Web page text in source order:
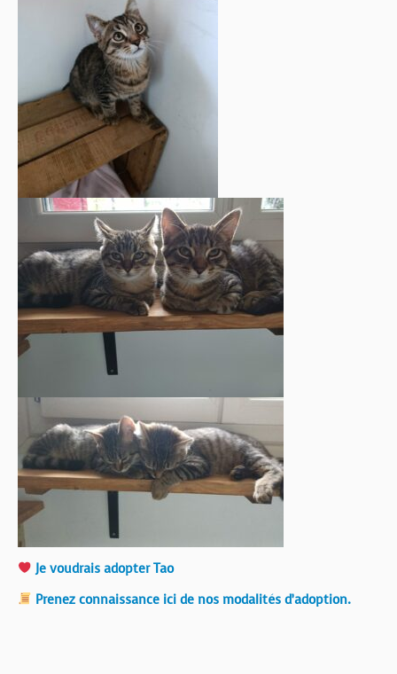
Je voudrais adopter Tao
Prenez connaissance ici de nos modalités d’adoption.